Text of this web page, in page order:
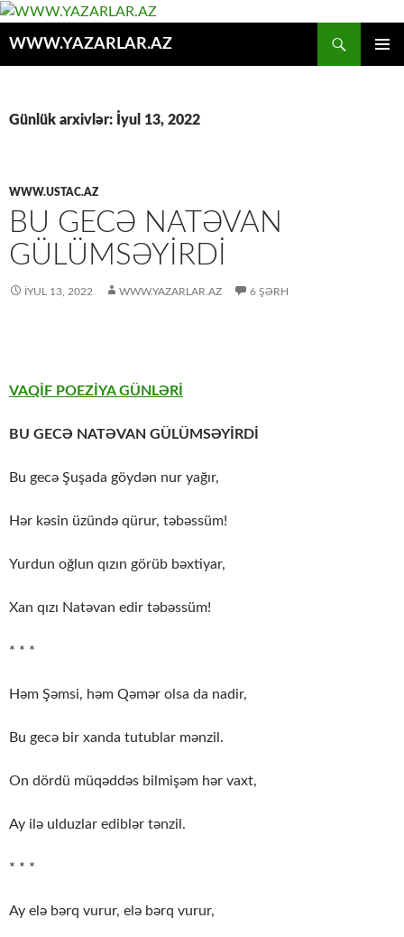
WWW.YAZARLAR.AZ
Günlük arxivlər: İyul 13, 2022
WWW.USTAC.AZ
BU GECƏ NATƏVAN
GÜLÜMSƏYİRDİ
İYUL 13, 2022 WWW.YAZARLAR.AZ 6 ŞƏRH
VAQİF POEZİYA GÜNLƏRİ
BU GECƏ NATƏVAN GÜLÜMSƏYİRDİ
Bu gecə Şuşada göydən nur yağır,
Hər kəsin üzündə qürur, təbəssüm!
Yurdun oğlun qızın görüb bəxtiyar,
Xan qızı Natəvan edir təbəssüm!
* * *
Həm Şəmsi, həm Qəmər olsa da nadir,
Bu gecə bir xanda tutublar mənzil.
On dördü müqəddəs bilmişəm hər vaxt,
Ay ilə ulduzlar ediblər tənzil.
* * *
Ay elə bərq vurur, elə bərq vurur,